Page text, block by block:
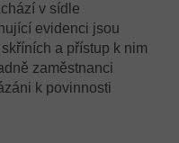
v sídle
evidenci jsou
a přístup k nim
zaměstnanci
k povinnosti